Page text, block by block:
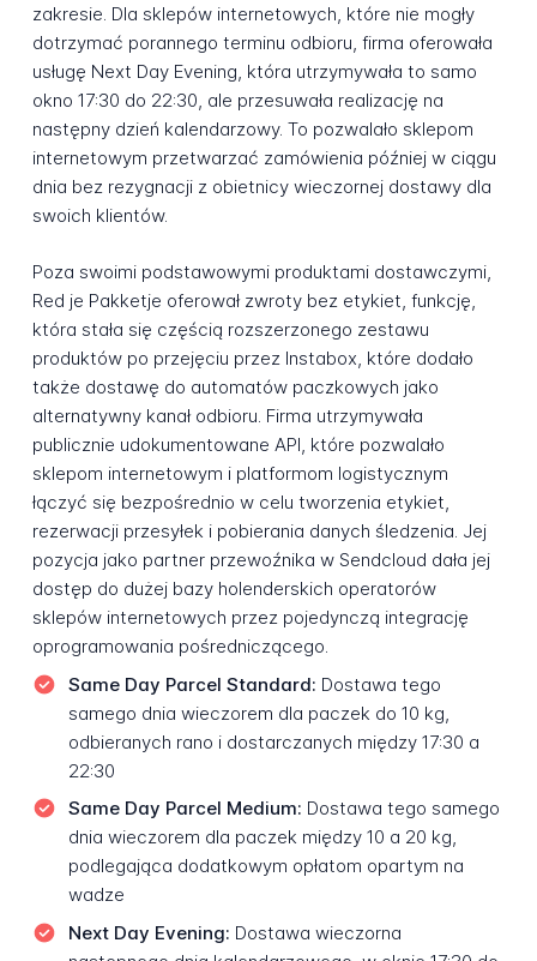
zakresie. Dla sklepów internetowych, które nie mogły
dotrzymać porannego terminu odbioru, firma oferowała
usługę Next Day Evening, która utrzymywała to samo
okno 17:30 do 22:30, ale przesuwała realizację na
następny dzień kalendarzowy. To pozwalało sklepom
internetowym przetwarzać zamówienia później w ciągu
dnia bez rezygnacji z obietnicy wieczornej dostawy dla
swoich klientów.
Poza swoimi podstawowymi produktami dostawczymi,
Red je Pakketje oferował zwroty bez etykiet, funkcję,
która stała się częścią rozszerzonego zestawu
produktów po przejęciu przez Instabox, które dodało
także dostawę do automatów paczkowych jako
alternatywny kanał odbioru. Firma utrzymywała
publicznie udokumentowane API, które pozwalało
sklepom internetowym i platformom logistycznym
łączyć się bezpośrednio w celu tworzenia etykiet,
rezerwacji przesyłek i pobierania danych śledzenia. Jej
pozycja jako partner przewoźnika w Sendcloud dała jej
dostęp do dużej bazy holenderskich operatorów
sklepów internetowych przez pojedynczą integrację
oprogramowania pośredniczącego.
Same Day Parcel Standard: Dostawa tego
samego dnia wieczorem dla paczek do 10 kg,
odbieranych rano i dostarczanych między 17:30 a
22:30
Same Day Parcel Medium: Dostawa tego samego
dnia wieczorem dla paczek między 10 a 20 kg,
podlegająca dodatkowym opłatom opartym na
wadze
Next Day Evening: Dostawa wieczorna